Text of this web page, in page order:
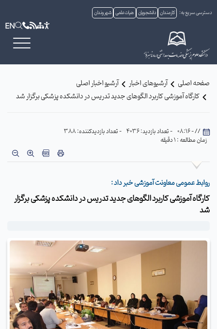
دسترسی سریع به: کارمندان دانشجویان هیات علمی شهروندان
EN
صفحه اصلی آرشیوهای اخبار
آرشیو اخبار اصلی
کارگاه آموزشی کاربرد الگوهای جدید تدریس در دانشکده پزشکی برگزار شد
// - 08:16 - تعداد بازدید: 4036
- تعداد بازدیدکننده: 388
زمان مطالعه : 1 دقیقه
روابط عمومی معاونت آموزشی خبر داد :
کارگاه آموزشی کاربرد الگوهای جدید تدریس در دانشکده پزشکی برگزار
شد